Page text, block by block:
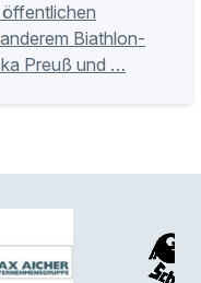
Biathlon-
Preuß und …